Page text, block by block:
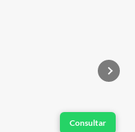
Consultar